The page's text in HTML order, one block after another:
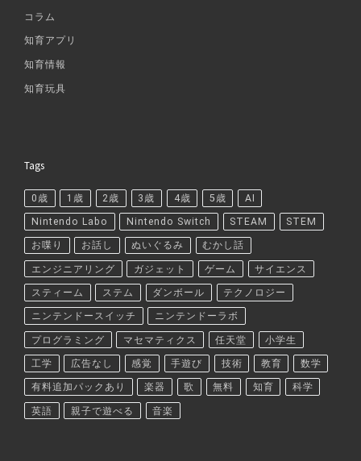
コラム
知育アプリ
知育情報
知育玩具
Tags
0歳 1歳 2歳 3歳 4歳 5歳 AI
Nintendo Labo Nintendo Switch STEAM STEM
お喋り お話し ぬいぐるみ むかし話
エンジニアリング ガジェット ゲーム サイエンス
スティーム ステム ダンボール テクノロジー
ニンテンドースイッチ ニンテンドーラボ
プログラミング マセマティクス 任天堂 小学生
工学 広告なし 感覚 手遊び 技術 教育 数学
有料追加パックあり 楽器 歌 無料 知育 科学
英語 親子で遊べる 音楽